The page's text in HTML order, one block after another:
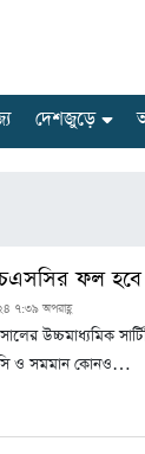
দেশজুড়ে
ফল হবে
৭:৩৯ অপরাহ্ণ
উচ্চমাধ্যমিক
ও সমমান কোনও…